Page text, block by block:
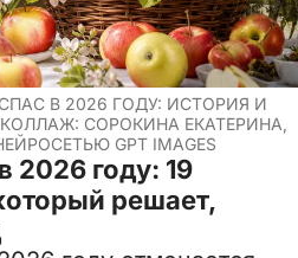
В 2026 ГОДУ: ИСТОРИЯ И
СОРОКИНА ЕКАТЕРИНА,
GPT IMAGES
2026 году: 19
решает,